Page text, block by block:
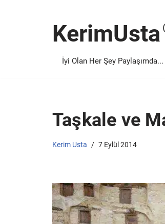
KerimUsta
İyi Olan Her Şey Paylaşımda...
Taşkale ve
Kerim Usta 7 Eylül 2014